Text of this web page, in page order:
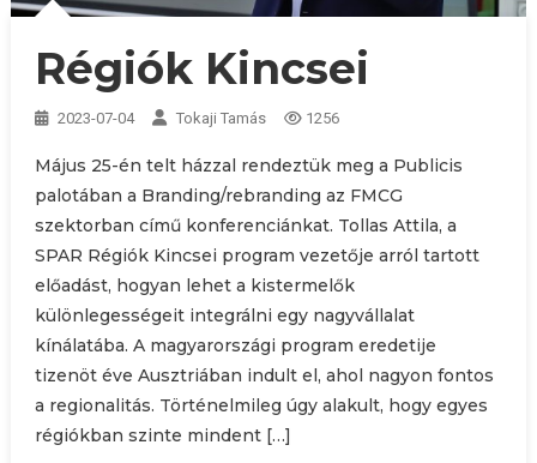
Régiók Kincsei
2023-07-04 Tokaji Tamás 1256
Május 25-én telt házzal rendeztük meg a Publicis
palotában a Branding/rebranding az FMCG
szektorban című konferenciánkat. Tollas Attila, a
SPAR Régiók Kincsei program vezetője arról tartott
előadást, hogyan lehet a kistermelők
különlegességeit integrálni egy nagyvállalat
kínálatába. A magyarországi program eredetije
tizenöt éve Ausztriában indult el, ahol nagyon fontos
a regionalitás. Történelmileg úgy alakult, hogy egyes
régiókban szinte mindent […]